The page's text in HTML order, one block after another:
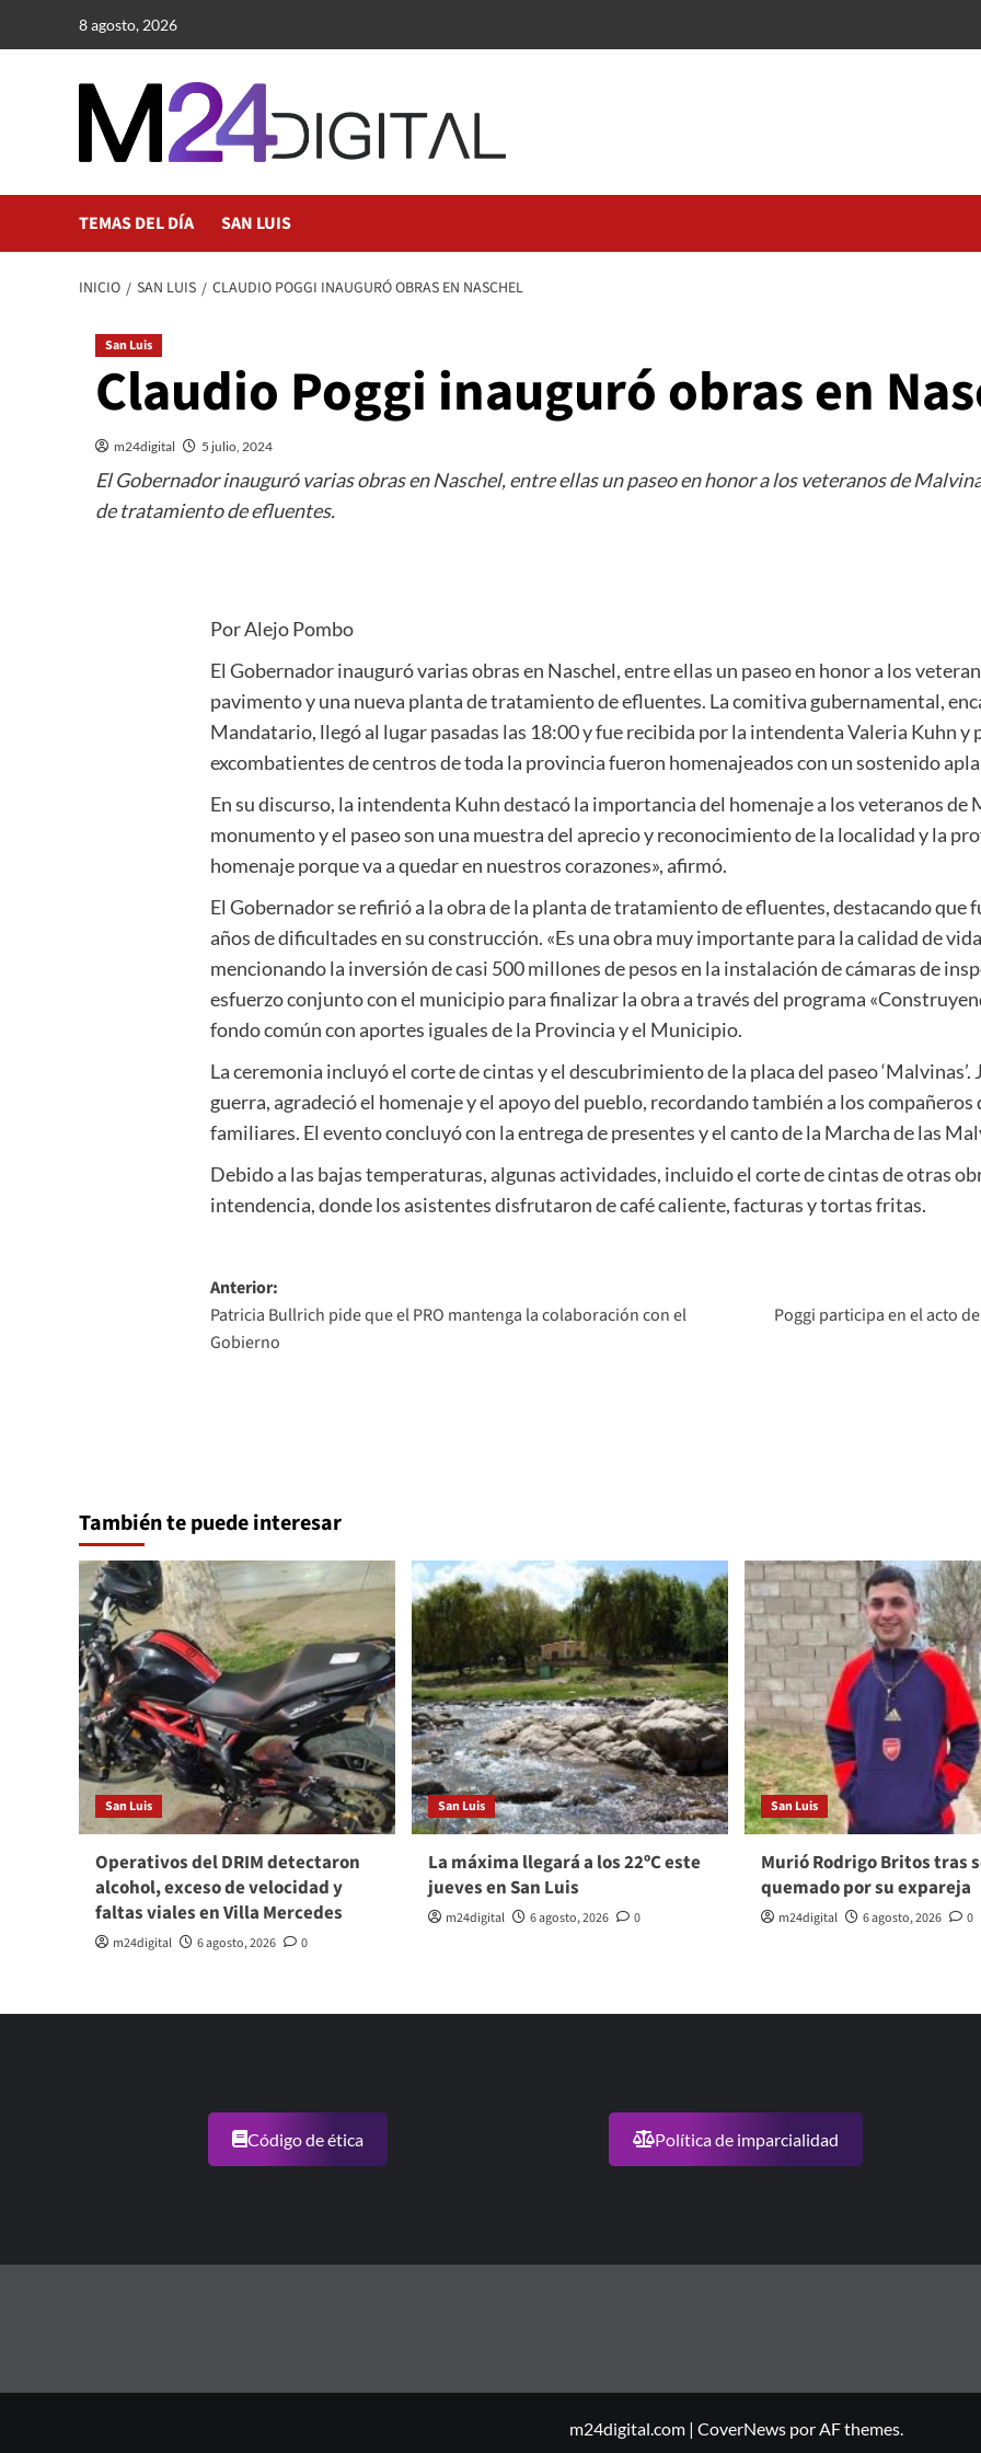
8 agosto, 2026
TEMAS DEL DÍA SAN LUIS
INICIO SAN LUIS CLAUDIO POGGI INAUGURÓ OBRAS EN NASCHEL
San Luis
Claudio Poggi inauguró obras en
m24digital 5 julio, 2024
El Gobernador inauguró varias obras en Naschel, entre ellas un paseo en honor a los veteranos de
de tratamiento de efluentes.
Por Alejo Pombo
El Gobernador inauguró varias obras en Naschel, entre ellas un paseo en honor a los
pavimento y una nueva planta de tratamiento de efluentes. La comitiva gubernamental,
Mandatario, llegó al lugar pasadas las 18:00 y fue recibida por la intendenta Valeria Kuhn y
excombatientes de centros de toda la provincia fueron homenajeados con un sostenido
En su discurso, la intendenta Kuhn destacó la importancia del homenaje a los veteranos de
monumento y el paseo son una muestra del aprecio y reconocimiento de la localidad y la
homenaje porque va a quedar en nuestros corazones», afirmó.
El Gobernador se refirió a la obra de la planta de tratamiento de efluentes, destacando que
años de dificultades en su construcción. «Es una obra muy importante para la calidad de
mencionando la inversión de casi 500 millones de pesos en la instalación de cámaras de
esfuerzo conjunto con el municipio para finalizar la obra a través del programa
fondo común con aportes iguales de la Provincia y el Municipio.
La ceremonia incluyó el corte de cintas y el descubrimiento de la placa del paseo
guerra, agradeció el homenaje y el apoyo del pueblo, recordando también a los compañeros
familiares. El evento concluyó con la entrega de presentes y el canto de la Marcha de las
Debido a las bajas temperaturas, algunas actividades, incluido el corte de cintas de otras
intendencia, donde los asistentes disfrutaron de café caliente, facturas y tortas fritas.
Navegación
de
entradas
Anterior:
Patricia Bullrich pide que el PRO mantenga la colaboración con el
Gobierno
Poggi participa en el acto
También te puede interesar
San Luis
Operativos del DRIM detectaron
alcohol, exceso de velocidad y
faltas viales en Villa Mercedes
m24digital 6 agosto, 2026 0
San Luis
La máxima llegará a los 22ºC este
jueves en San Luis
m24digital 6 agosto, 2026 0
San Luis
Murió Rodrigo Britos tras
quemado por su expareja
m24digital 6 agosto, 2026 0
Código de ética Política de imparcialidad
m24digital.com | CoverNewspor AF themes.